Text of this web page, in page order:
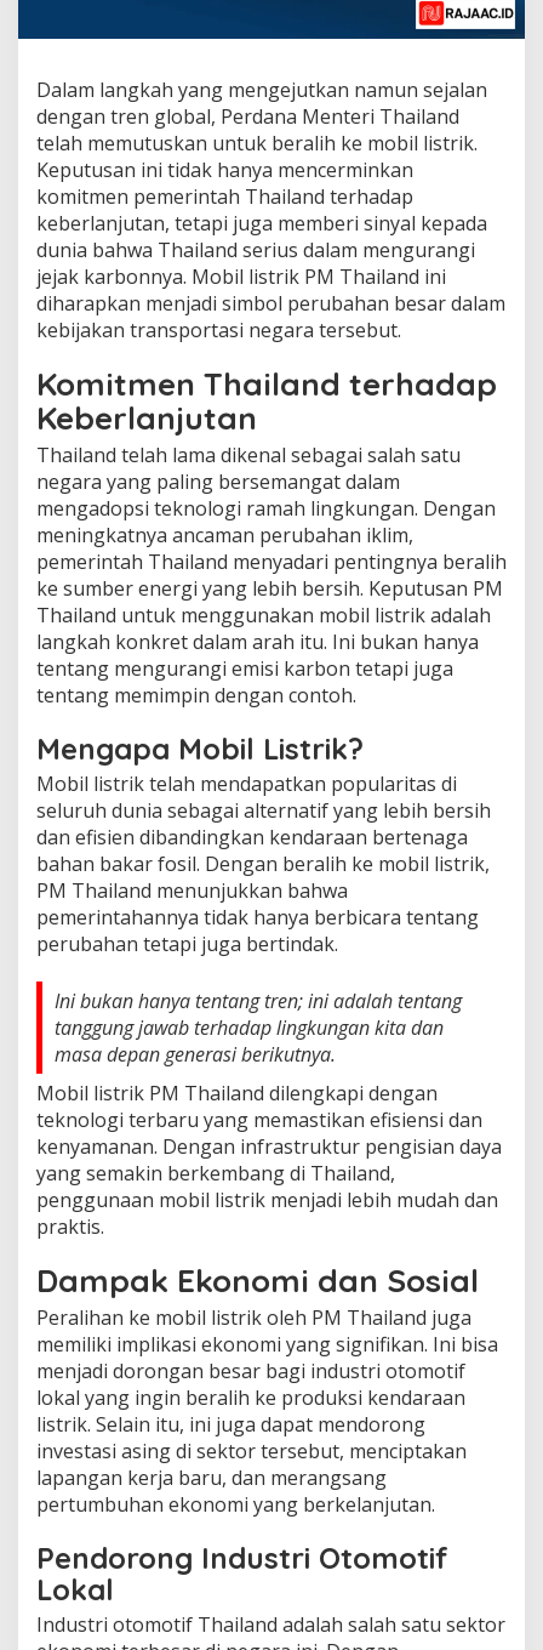
Dalam langkah yang mengejutkan namun sejalan
dengan tren global, Perdana Menteri Thailand
telah memutuskan untuk beralih ke mobil listrik.
Keputusan ini tidak hanya mencerminkan
komitmen pemerintah Thailand terhadap
keberlanjutan, tetapi juga memberi sinyal kepada
dunia bahwa Thailand serius dalam mengurangi
jejak karbonnya. Mobil listrik PM Thailand ini
diharapkan menjadi simbol perubahan besar dalam
kebijakan transportasi negara tersebut.
Komitmen Thailand terhadap
Keberlanjutan
Thailand telah lama dikenal sebagai salah satu
negara yang paling bersemangat dalam
mengadopsi teknologi ramah lingkungan. Dengan
meningkatnya ancaman perubahan iklim,
pemerintah Thailand menyadari pentingnya beralih
ke sumber energi yang lebih bersih. Keputusan PM
Thailand untuk menggunakan mobil listrik adalah
langkah konkret dalam arah itu. Ini bukan hanya
tentang mengurangi emisi karbon tetapi juga
tentang memimpin dengan contoh.
Mengapa Mobil Listrik?
Mobil listrik telah mendapatkan popularitas di
seluruh dunia sebagai alternatif yang lebih bersih
dan efisien dibandingkan kendaraan bertenaga
bahan bakar fosil. Dengan beralih ke mobil listrik,
PM Thailand menunjukkan bahwa
pemerintahannya tidak hanya berbicara tentang
perubahan tetapi juga bertindak.
Ini bukan hanya tentang tren; ini adalah tentang
tanggung jawab terhadap lingkungan kita dan
masa depan generasi berikutnya.
Mobil listrik PM Thailand dilengkapi dengan
teknologi terbaru yang memastikan efisiensi dan
kenyamanan. Dengan infrastruktur pengisian daya
yang semakin berkembang di Thailand,
penggunaan mobil listrik menjadi lebih mudah dan
praktis.
Dampak Ekonomi dan Sosial
Peralihan ke mobil listrik oleh PM Thailand juga
memiliki implikasi ekonomi yang signifikan. Ini bisa
menjadi dorongan besar bagi industri otomotif
lokal yang ingin beralih ke produksi kendaraan
listrik. Selain itu, ini juga dapat mendorong
investasi asing di sektor tersebut, menciptakan
lapangan kerja baru, dan merangsang
pertumbuhan ekonomi yang berkelanjutan.
Pendorong Industri Otomotif
Lokal
Industri otomotif Thailand adalah salah satu sektor